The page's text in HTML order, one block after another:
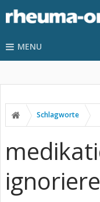
MENU
Schlagworte